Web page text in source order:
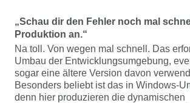
„Schau dir den Fehler noch mal
Produktion an.“
Na toll. Von wegen mal schnell. Das
Umbau der Entwicklungsumgebung,
sogar eine ältere Version davon
Besonders beliebt ist das in Windows-
denn hier produzieren die dynamischen